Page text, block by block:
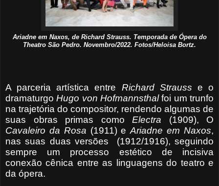
Ariadne em Naxos, de Richard Strauss. Temporada de Ópera do
Theatro São Pedro. Novembro/2022. Fotos/Heloisa Bortz.
A parceria artística entre Richard Strauss e o
dramaturgoHugo von Hofmannsthalfoi um trunfo
na trajetória do compositor, rendendo algumas de
suas obras primas como Electra (1909), O
Cavaleiro da Rosa (1911) eAriadne em Naxos,
nas suas duas versões
(1912/1916), seguindo
sempre um processo estético de incisiva
conexão cênica entre as linguagens do teatro e
da ópera.